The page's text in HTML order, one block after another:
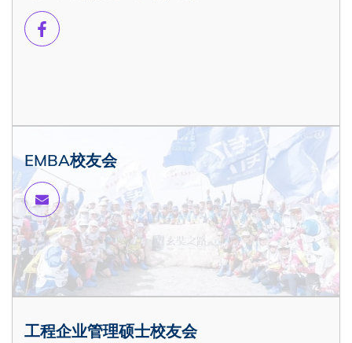
EMBA校友会
工程企业管理硕士校友会